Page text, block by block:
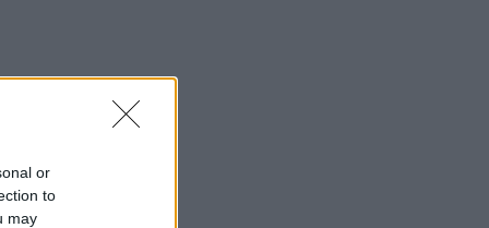
or
to
may
ετών η σταρ του TikTok